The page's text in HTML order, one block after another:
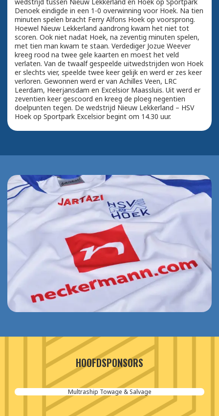
Denoek eindigde in een 1-0 overwinning voor Hoek. Na tien
minuten spelen bracht Ferry Alfons Hoek op voorsprong.
Hoewel Nieuw Lekkerland aandrong kwam het niet tot
scoren. Ook niet nadat Hoek, na zeventig minuten spelen,
met tien man kwam te staan. Verdediger Jozue Weever
kreeg rood na twee gele kaarten en moest het veld
verlaten. Van de twaalf gespeelde uitwedstrijden won Hoek
er slechts vier, speelde twee keer gelijk en werd er zes keer
verloren. Gewonnen werd er van Achilles Veen, LRC
Leerdam, Heerjansdam en Excelsior Maassluis. Uit werd er
zeventien keer gescoord en kreeg de ploeg negentien
doelpunten tegen. De wedstrijd Nieuw Lekkerland – HSV
Hoek op Sportpark Excelsior begint om 14.30 uur.
HOOFDSPONSORS
Multraship Towage & Salvage